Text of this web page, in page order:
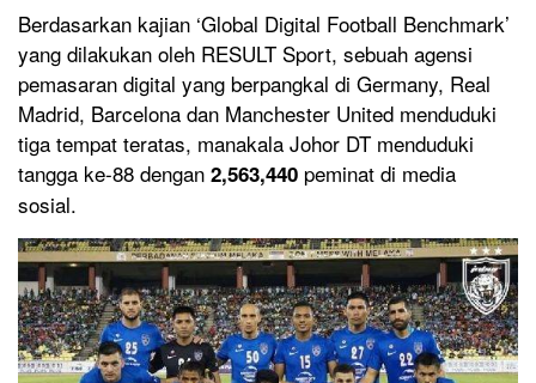
Berdasarkan kajian ‘Global Digital Football Benchmark’
yang dilakukan oleh RESULT Sport, sebuah agensi
pemasaran digital yang berpangkal di Germany, Real
Madrid, Barcelona dan Manchester United menduduki
tiga tempat teratas, manakala Johor DT menduduki
tangga ke-88 dengan 2,563,440 peminat di media
sosial.